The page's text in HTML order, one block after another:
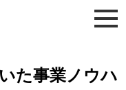
た事業ノウハ